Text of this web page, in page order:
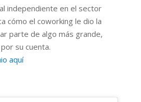
independiente en el sector
cómo el coworking le dio la
parte de algo más grande,
su cuenta.
aquí